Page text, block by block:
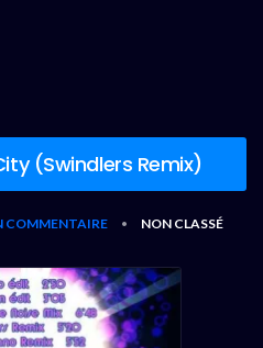
(Swindlers Remix)
COMMENTAIRE • NON CLASSÉ